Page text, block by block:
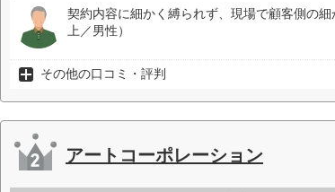
契約内容に細かく縛られず、現場で顧客側の
上／男性）
その他の口コミ・評判
アートコーポレーション